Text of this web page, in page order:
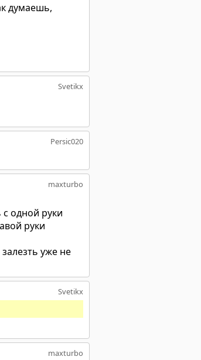
думаешь,
Svetikx
Persic020
maxturbo
одной руки
руки
уже не
Svetikx
maxturbo